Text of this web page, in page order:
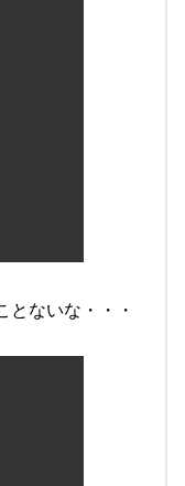
ないな・・・